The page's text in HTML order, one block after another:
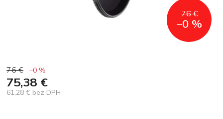
76 €
–0 %
76 € –0 %
75,38 €
61,28 € bez DPH